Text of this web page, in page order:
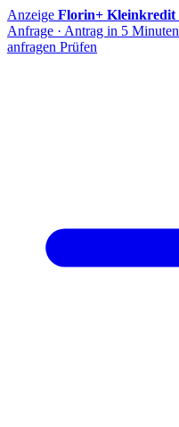
Anzeige Florin+ Kleinkredit
Anfrage · Antrag in 5 Minuten
anfragen Prüfen